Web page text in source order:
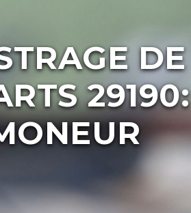
DE
29190: